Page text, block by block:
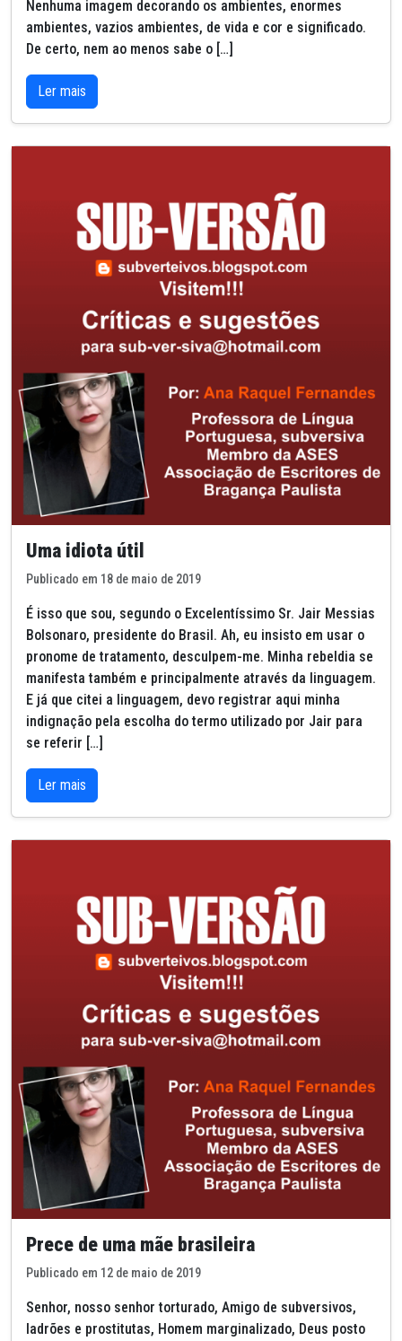
Nenhuma imagem decorando os ambientes, enormes
ambientes, vazios ambientes, de vida e cor e significado.
De certo, nem ao menos sabe o […]
Ler mais
Uma idiota útil
Publicado em 18 de maio de 2019
É isso que sou, segundo o Excelentíssimo Sr. Jair Messias
Bolsonaro, presidente do Brasil. Ah, eu insisto em usar o
pronome de tratamento, desculpem-me. Minha rebeldia se
manifesta também e principalmente através da linguagem.
E já que citei a linguagem, devo registrar aqui minha
indignação pela escolha do termo utilizado por Jair para
se referir […]
Ler mais
Prece de uma mãe brasileira
Publicado em 12 de maio de 2019
Senhor, nosso senhor torturado, Amigo de subversivos,
ladrões e prostitutas, Homem marginalizado, Deus posto